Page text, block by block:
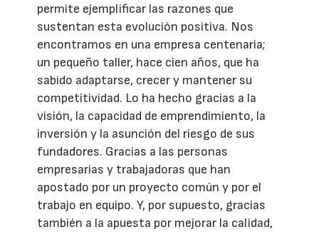
permite ejemplificar las razones que
sustentan esta evolución positiva. Nos
encontramos en una empresa centenaria;
un pequeño taller, hace cien años, que ha
sabido adaptarse, crecer y mantener su
competitividad. Lo ha hecho gracias a la
visión, la capacidad de emprendimiento, la
inversión y la asunción del riesgo de sus
fundadores. Gracias a las personas
empresarias y trabajadoras que han
apostado por un proyecto común y por el
trabajo en equipo. Y, por supuesto, gracias
también a la apuesta por mejorar la calidad,